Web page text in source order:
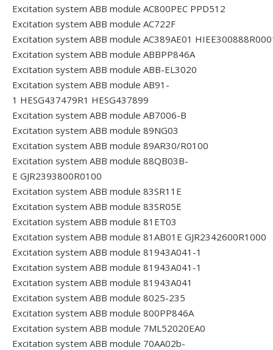
Excitation system ABB module AC800PEC PPD512
Excitation system ABB module AC722F
Excitation system ABB module AC389AE01
Excitation system ABB module ABBPP846A
Excitation system ABB module ABB-EL3020
Excitation system ABB module AB91-
1 HESG437479R1 HESG437899
Excitation system ABB module AB7006-B
Excitation system ABB module 89NG03
Excitation system ABB module 89AR30/R0100
Excitation system ABB module 88QB03B-
E GJR2393800R0100
Excitation system ABB module 83SR11E
Excitation system ABB module 83SR05E
Excitation system ABB module 81ET03
Excitation system ABB module 81AB01E GJR2342600R1000
Excitation system ABB module 81943A041-1
Excitation system ABB module 81943A041-1
Excitation system ABB module 81943A041
Excitation system ABB module 8025-235
Excitation system ABB module 800PP846A
Excitation system ABB module 7ML52020EA0
Excitation system ABB module 70AA02b-